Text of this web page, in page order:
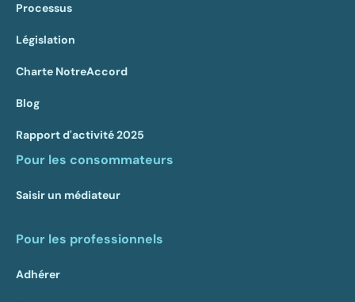
Processus
Législation
Charte NotreAccord
Blog
Rapport d'activité 2025
Pour les consommateurs
Saisir un médiateur
Pour les professionnels
Adhérer